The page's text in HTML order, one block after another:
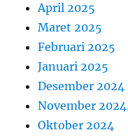
April 2025
Maret 2025
Februari 2025
Januari 2025
Desember 2024
November 2024
Oktober 2024